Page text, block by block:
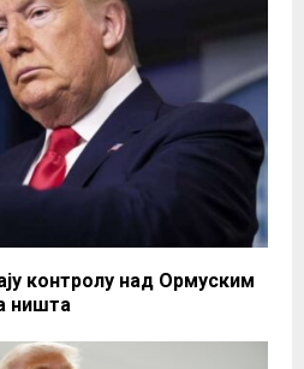
контролу над Ормуским
ништа